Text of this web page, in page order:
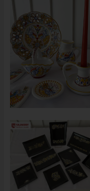
EURÓPSKE FONDY
PARTICIPATÍVNY
O VAJNOROCH
HISTÓRIA VAJNOR
VAJNORY V MÉDIÁCH
AKTUALITY
VAJNORSKÉ NOVINKY
FOTOGALÉRIA
ROZHLAS
ŠKOLSTVO - ŠKOLY
ZARIADENIE PRE